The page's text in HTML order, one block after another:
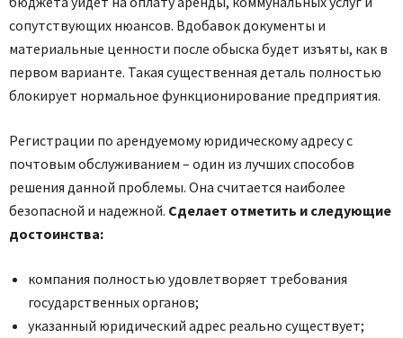
сопутствующих нюансов. Вдобавок документы и
материальные ценности после обыска будет изъяты, как в
первом варианте. Такая существенная деталь полностью
блокирует нормальное функционирование предприятия.
Регистрации по арендуемому юридическому адресу с
почтовым обслуживанием – один из лучших способов
решения данной проблемы. Она считается наиболее
безопасной и надежной. Сделает отметить и следующие
достоинства:
компания полностью удовлетворяет требования
государственных органов;
указанный юридический адрес реально существует;